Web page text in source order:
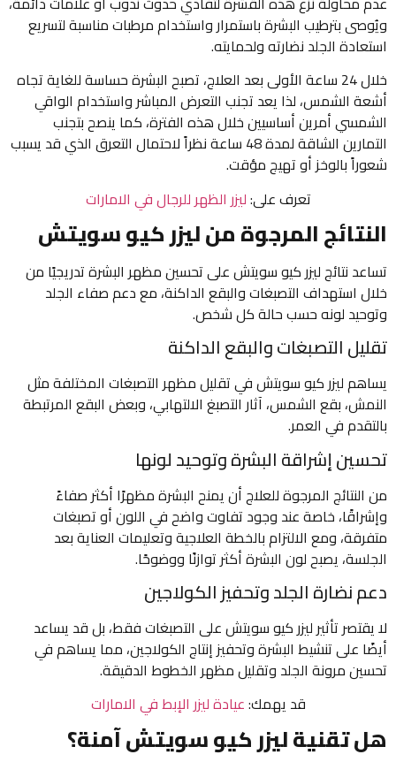
ويُوصى بترطيب البشرة باستمرار واستخدام مرطبات مناسبة لتسريع
استعادة الجلد نضارته ولحمايته.
خلال 24 ساعة الأولى بعد العلاج، تصبح البشرة حساسة للغاية تجاه
أشعة الشمس، لذا يعد تجنب التعرض المباشر واستخدام الواقي
الشمسي أمرين أساسيين خلال هذه الفترة، كما ينصح بتجنب
التمارين الشاقة لمدة 48 ساعة نظراً لاحتمال التعرق الذي قد يسبب
شعوراً بالوخز أو تهيج مؤقت.
تعرف على:ليزر الظهر للرجال في الامارات
النتائج المرجوة من ليزر كيو سويتش
تساعد نتائج ليزر كيو سويتش على تحسين مظهر البشرة تدريجيًا من
خلال استهداف التصبغات والبقع الداكنة، مع دعم صفاء الجلد
وتوحيد لونه حسب حالة كل شخص.
تقليل التصبغات والبقع الداكنة
يساهم ليزر كيو سويتش في تقليل مظهر التصبغات المختلفة مثل
النمش، بقع الشمس، آثار التصبغ الالتهابي، وبعض البقع المرتبطة
بالتقدم في العمر.
تحسين إشراقة البشرة وتوحيد لونها
من النتائج المرجوة للعلاج أن يمنح البشرة مظهرًا أكثر صفاءً
وإشراقًا، خاصة عند وجود تفاوت واضح في اللون أو تصبغات
متفرقة، ومع الالتزام بالخطة العلاجية وتعليمات العناية بعد
الجلسة، يصبح لون البشرة أكثر توازنًا ووضوحًا.
دعم نضارة الجلد وتحفيز الكولاجين
لا يقتصر تأثير ليزر كيو سويتش على التصبغات فقط، بل قد يساعد
أيضًا على تنشيط البشرة وتحفيز إنتاج الكولاجين، مما يساهم في
تحسين مرونة الجلد وتقليل مظهر الخطوط الدقيقة.
قد يهمك:عيادة ليزر الإبط في الامارات
هل تقنية ليزر كيو سويتش آمنة؟